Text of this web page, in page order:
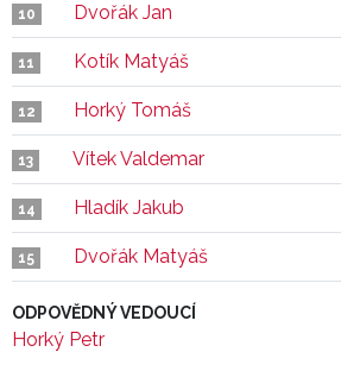
10 Dvořák Jan
11 Kotík Matyáš
12 Horký Tomáš
13 Vítek Valdemar
14 Hladík Jakub
15 Dvořák Matyáš
ODPOVĚDNÝ VEDOUCÍ
Horký Petr